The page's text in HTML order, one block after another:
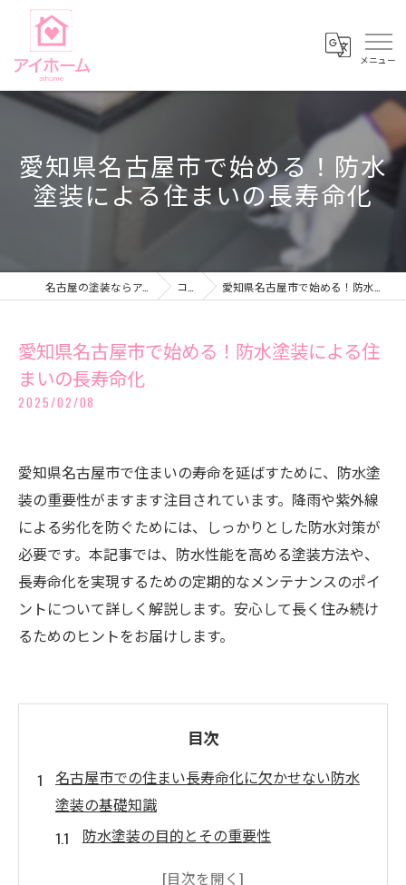
愛知県名古屋市で始める！防水
塗装による住まいの長寿命化
コラム 愛知県名古屋市で始める！防水塗装による住まいの長寿命化
愛知県名古屋市で始める！防水塗装による住
まいの長寿命化
2025/02/08
愛知県名古屋市で住まいの寿命を延ばすために、防水塗
装の重要性がますます注目されています。降雨や紫外線
による劣化を防ぐためには、しっかりとした防水対策が
必要です。本記事では、防水性能を高める塗装方法や、
長寿命化を実現するための定期的なメンテナンスのポイ
ントについて詳しく解説します。安心して長く住み続け
るためのヒントをお届けします。
目次
名古屋市での住まい長寿命化に欠かせない防水
塗装の基礎知識
防水塗装の目的とその重要性
名古屋市特有の気候に対応した防水塗装技